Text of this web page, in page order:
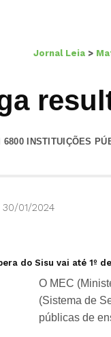
Jornal Leia >
INSTITUIÇÕES
30/01/2024
do Sisu vai até 1º
O MEC
(Sistema de
públicas de